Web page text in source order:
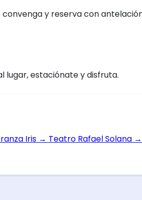
y reserva con
lugar, estaciónate y disfruta.
Iris → Teatro Rafael Solana →